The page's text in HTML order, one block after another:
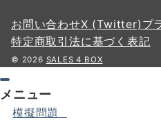
お問い合わせX (Twitter) プ
特定商取引法に基づく表記
© 2026 SALES 4 BOX
メニュー
模擬問題